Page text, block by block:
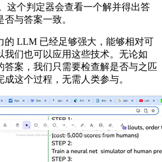
这个判定器会查看一个解并得出答
与答案一致。
LLM 已经足够强大，能够相对可
我们也可以应用这些技术。无论如
答案，我们只需要检查解是否与之匹
这个过程，无需人类参与。